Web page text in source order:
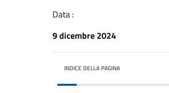
Data :
9 dicembre 2024
INDICE DELLA PAGINA